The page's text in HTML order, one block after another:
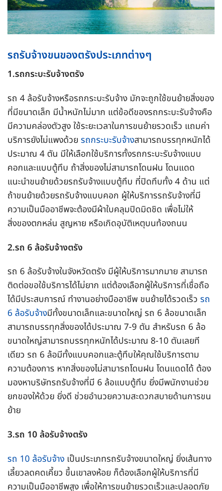
รถรับจ้างขนของตรังประเภทต่างๆ
1.รถกระบะรับจ้างตรัง
รถ 4 ล้อรับจ้างหรือรถกระบะรับจ้าง มักจะถูกใช้ขนย้ายสิ่งของ
ที่มีขนาดเล็ก มีน้ำหนักไม่มาก แต่ข้อดีของรถกระบะรับจ้างคือ
มีความคล่องตัวสูง ใช้ระยะเวลาในการขนย้ายรวดเร็ว แถมค่า
บริการยังไม่แพงด้วย รถกระบะรับจ้างสามารถบรรทุกหนักได้
ประมาณ 4 ตัน มีให้เลือกใช้บริการทั้งรถกระบะรับจ้างแบบ
คอกและแบบตู้ทึบ ถ้าสิ่งของไม่สามารถโดนฝน โดนแดด
แนะนำขนย้ายด้วยรถรับจ้างแบบตู้ทึบ ที่ปิดทึบทั้ง 4 ด้าน แต่
ถ้าขนย้ายด้วยรถรับจ้างแบบคอก ผู้ให้บริการรถรับจ้างที่มี
ความเป็นมืออาชีพจะต้องมีผ้าใบคลุมปิดมิดชิด เพื่อไม่ให้
สิ่งของตกหล่น สูญหาย หรือเกิดอุบัติเหตุบนท้องถนน
2.รถ 6 ล้อรับจ้างตรัง
รถ 6 ล้อรับจ้างในจังหวัดตรัง มีผู้ให้บริการมากมาย สามารถ
ติดต่อขอใช้บริการได้ไม่ยาก แต่ต้องเลือกผู้ให้บริการที่เชื่อถือ
ได้มีประสบการณ์ ทำงานอย่างมืออาชีพ ขนย้ายได้รวดเร็ว รถ
6 ล้อรับจ้างมีทั้งขนาดเล็กและขนาดใหญ่ รถ 6 ล้อขนาดเล็ก
สามารถบรรทุกสิ่งของได้ประมาณ 7-9 ตัน สำหรับรถ 6 ล้อ
ขนาดใหญ่สามารถบรรทุกหนักได้ประมาณ 8-10 ตันเลยที
เดียว รถ 6 ล้อมีทั้งแบบคอกและตู้ทึบให้คุณใช้บริการตาม
ความต้องการ หากสิ่งของไม่สามารถโดนฝน โดนแดดได้ ต้อง
มองหาบริษัทรถรับจ้างที่มี 6 ล้อแบบตู้ทึบ ยิ่งมีพนักงานช่วย
ยกของให้ด้วย ยิ่งดี ช่วยอำนวยความสะดวกสบายด้านการขน
ย้าย
3.รถ 10 ล้อรับจ้างตรัง
รถ 10 ล้อรับจ้าง เป็นประเภทรถรับจ้างขนาดใหญ่ ยิ่งเส้นทาง
เลี้ยวลดคดเคี้ยว ขึ้นเขาลงห้อย ก็ต้องเลือกผู้ให้บริการที่มี
ความเป็นมืออาชีพสูง เพื่อให้การขนย้ายรวดเร็วและปลอดภัย